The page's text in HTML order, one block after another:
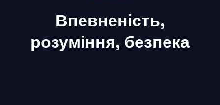
Впевненість,
розуміння, безпека